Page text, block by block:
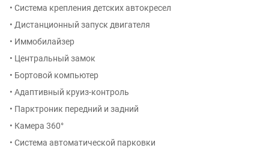
• Система крепления детских автокресел
• Дистанционный запуск двигателя
• Иммобилайзер
• Центральный замок
• Бортовой компьютер
• Адаптивный круиз-контроль
• Парктроник передний и задний
• Камера 360°
• Система автоматической парковки